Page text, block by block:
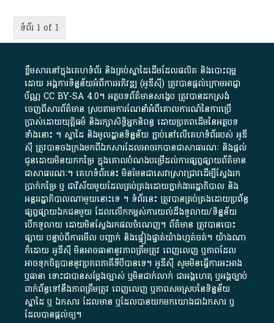
ទំព័រ 1 of 1
ខ្លឹមសារ​នៅ​ក្នុង​គេហទំព័រ និង​គ្រប់​ស្នា​ដៃ​ដើម​ដែល​ផលិត​ និង​បោះពុម្ព​
ដោយ​ អង្គការ​ទិន្នន័យ​អំពី​ការអភិវឌ្ឍ​​ (អូ​ឌី​ស៊ី)​ ត្រូវ​បាន​ផ្តល់​ក្រោម​អាជ្ញា
ប័ណ្ណ​CC BY-SA 4.0។​ អត្ថបទ​ព័ត៌មាន​សង្ខេប​ ត្រូវ​បាន​ដកស្រង់​
ចេញពី​សារព័ត៌មាន ស្របតាមការ​ណែនាំ​អំពី​គោលការណ៍​នៃ​ការ​ប្រើ
ប្រាស់​ដោយ​យុត្តិធម៌​ និង​រក្សាសិទ្ធិអ្នកនិពន្ធ ដោយ​ប្រភពដើម​នៃ​​អត្ថបទ
ទាំង​នោះ​ ។​ ស្នាដៃ​ និង​មូលដ្ឋាន​ទិន្នន័យ ​ភ្ជាប់​នៅ​លើ​គេហទំព័រ​របស់​ អូ​ឌី​
ស៊ី​ ត្រូវ​បាន​ចងក្រង​មក​ពី​ឯកសារ​ដែល​អាច​រក​បានជា​សាធារណៈ​ និង​ផ្តល់​
ជូន​ដោយ​មិន​យក​កម្រៃ​ ក្នុង​គោលបំណង​បម្រើ​ដល់ការ​ផ្សព្វផ្សាយ​ព័ត៌មាន​
ជា​សាធារណៈ​។​ គេហទំព័រ​នេះ​ មិនមែន​ជា​សេវា​ស្រាវជ្រាវ​ដើម្បី​ស្វែងរក
ប្រាក់​កម្រៃ​ ឬ​ ជា​វិស័យ​មួយ​ដែល​គ្រប់គ្រង​ដោយ​ភ្នាក់ងារ​រដ្ឋាភិបាល​ និង ​
អន្តររដ្ឋាភិបាល​ណាមួយ​នោះ​ទេ ​។​ ទំព័រ​នេះ​ ត្រូវ​បាន​គ្រប់គ្រង​ដោយ​ប្រព័ន្ធ​
ផ្សព្វផ្សាយ​ឯកជន​មួយ​ ដែល​លើកកម្ពស់​ការ​យល់​ដឹង​ទូលាយ​/​ទិន្នន័យ​
បើក​ទូលាយ​ ដោយ​មិនស្វែង​រក​ផល​ចំណេញ​។​ ព័ត៌មាន​ ត្រូវ​បាន​បោះ
ផ្សាយ​ បន្ទាប់​ពី​ការ​មើល​ បញ្ជាក់​ និង​ផ្ទៀងផ្ទាត់​យ៉ាង​ហ្មត់ចត់​។​ យ៉ាងណា​
ក៏​ដោយ​ អូ​ឌី​ស៊ី​ មិន​អាច​ធានា​នូវ​ភាព​ត្រឹមត្រូវ​ ពេញលេញ​ ឬ​ភាព​ដែល​
អាច​ទុកចិត្ត​បាននូវ​ប្រភព​ភាគី​ទី​បី​បាន​ទេ​។​ អូ​ឌី​ស៊ី​ សូម​មិន​ធ្វើការ​អះអាង​
ឬ​ធានា​ ទោះជា​បាន​សម្តែង​ច្បាស់​ ឬ​មិន​ជាក់លាក់​ ជា​អង្គហេតុ​ ឬ​អង្គច្បាប់​
ពាក់ព័ន្ធ​ទៅ​នឹង​ភាព​ត្រឹមត្រូវ​ ពេញលេញ​ ឬ​ភាព​សម​ស្រប​នៃ​ទិន្នន័យ​
ស្នាដៃ​ ឬ​ ឯកសារ​ ដែល​មាន​ ឬ​ដែល​បាន​យក​មក​យោង​ជា​ឯកសារ​ ឬ​
ដែល​បាន​ផ្តល់​ឲ្យ​។